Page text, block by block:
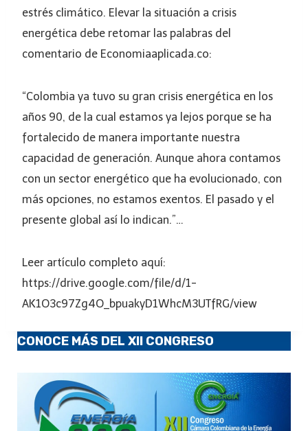
estrés climático. Elevar la situación a crisis
energética debe retomar las palabras del
comentario de Economiaaplicada.co:
“Colombia ya tuvo su gran crisis energética en los
años 90, de la cual estamos ya lejos porque se ha
fortalecido de manera importante nuestra
capacidad de generación. Aunque ahora contamos
con un sector energético que ha evolucionado, con
más opciones, no estamos exentos. El pasado y el
presente global así lo indican.”…
Leer artículo completo aquí:
https://drive.google.com/file/d/1-
AK1O3c97Zg4O_bpuakyD1WhcM3UTfRG/view
CONOCE MÁS DEL XII CONGRESO